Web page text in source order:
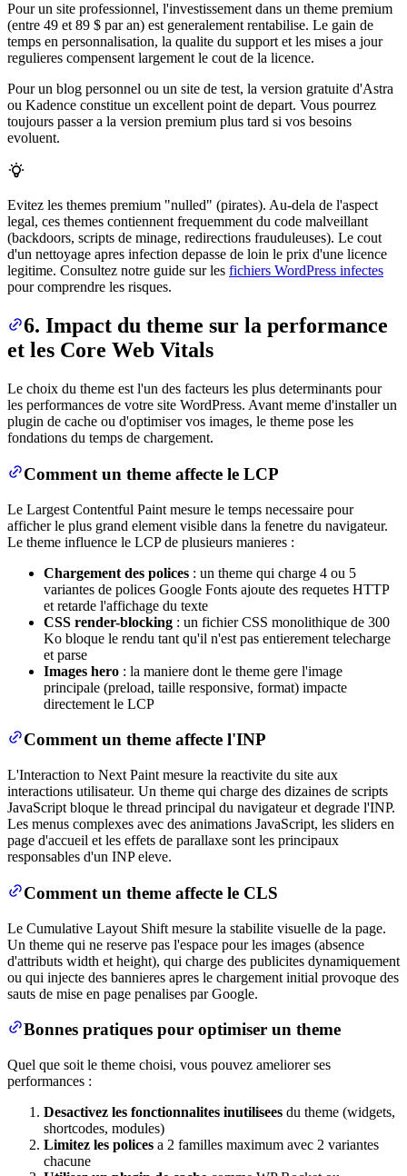
Pour un site professionnel, l'investissement dans un theme premium
(entre 49 et 89 $ par an) est generalement rentabilise. Le gain de
temps en personnalisation, la qualite du support et les mises a jour
regulieres compensent largement le cout de la licence.
Pour un blog personnel ou un site de test, la version gratuite d'Astra
ou Kadence constitue un excellent point de depart. Vous pourrez
toujours passer a la version premium plus tard si vos besoins
evoluent.
Evitez les themes premium "nulled" (pirates). Au-dela de l'aspect
legal, ces themes contiennent frequemment du code malveillant
(backdoors, scripts de minage, redirections frauduleuses). Le cout
d'un nettoyage apres infection depasse de loin le prix d'une licence
legitime. Consultez notre guide sur les fichiers WordPress infectes
pour comprendre les risques.
6. Impact du theme sur la performance
et les Core Web Vitals
Le choix du theme est l'un des facteurs les plus determinants pour
les performances de votre site WordPress. Avant meme d'installer un
plugin de cache ou d'optimiser vos images, le theme pose les
fondations du temps de chargement.
Comment un theme affecte le LCP
Le Largest Contentful Paint mesure le temps necessaire pour
afficher le plus grand element visible dans la fenetre du navigateur.
Le theme influence le LCP de plusieurs manieres :
Chargement des polices : un theme qui charge 4 ou 5
variantes de polices Google Fonts ajoute des requetes HTTP
et retarde l'affichage du texte
CSS render-blocking : un fichier CSS monolithique de 300
Ko bloque le rendu tant qu'il n'est pas entierement telecharge
et parse
Images hero : la maniere dont le theme gere l'image
principale (preload, taille responsive, format) impacte
directement le LCP
Comment un theme affecte l'INP
L'Interaction to Next Paint mesure la reactivite du site aux
interactions utilisateur. Un theme qui charge des dizaines de scripts
JavaScript bloque le thread principal du navigateur et degrade l'INP.
Les menus complexes avec des animations JavaScript, les sliders en
page d'accueil et les effets de parallaxe sont les principaux
responsables d'un INP eleve.
Comment un theme affecte le CLS
Le Cumulative Layout Shift mesure la stabilite visuelle de la page.
Un theme qui ne reserve pas l'espace pour les images (absence
d'attributs width et height), qui charge des publicites dynamiquement
ou qui injecte des bannieres apres le chargement initial provoque des
sauts de mise en page penalises par Google.
Bonnes pratiques pour optimiser un theme
Quel que soit le theme choisi, vous pouvez ameliorer ses
performances :
Desactivez les fonctionnalites inutilisees du theme (widgets,
shortcodes, modules)
Limitez les polices a 2 familles maximum avec 2 variantes
chacune